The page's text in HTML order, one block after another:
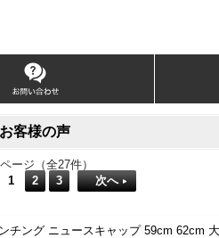
お客様の声
ージ（全27件）
1
2 3 次へ
ング ニュースキャップ 59cm 62cm